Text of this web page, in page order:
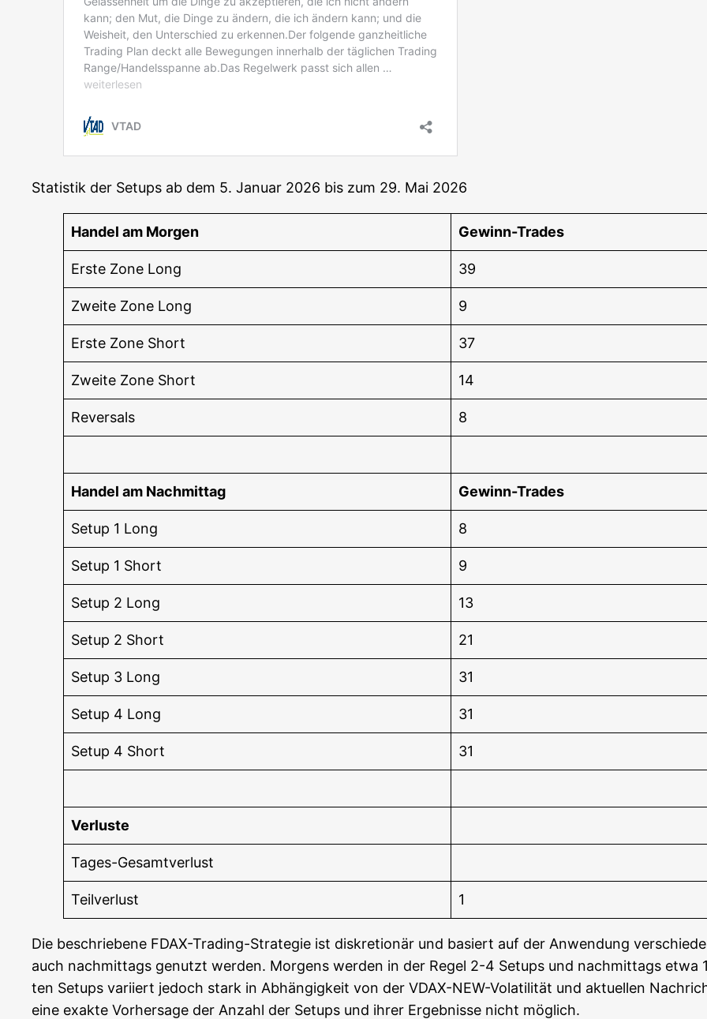
Sta­tis­tik der Set­ups ab dem 5. Janu­ar 2026 bis zum 29. Mai 2026
Han­del am Morgen Gewinn-Trades
Ers­te Zone Long 39
Zwei­te Zone Long 9
Ers­te Zone Short 37
Zwei­te Zone Short 14
Rever­sals 8
Han­del am Nachmittag Gewinn-Trades
Set­up 1 Long 8
Set­up 1 Short 9
Set­up 2 Long 13
Set­up 2 Short 21
Set­up 3 Long 31
Set­up 4 Long 31
Set­up 4 Short 31
Ver­lus­te
Tages-Gesamt­ver­lust
Teil­ver­lust 1
Die beschrie­be­ne FDAX-Tra­ding-Stra­te­gie ist dis­kre­tio­när und basiert auf der Anwen­dung
auch nach­mit­tags genutzt wer­den. Mor­gens wer­den in der Regel 2-4 Set­ups und nach­mit­tags etwa
ten Set­ups vari­iert jedoch stark in Abhän­gig­keit von der VDAX-NEW-Vola­ti­li­tät und aktu­el­len
eine exak­te Vor­her­sa­ge der Anzahl der Set­ups und ihrer Ergeb­nis­se nicht möglich.